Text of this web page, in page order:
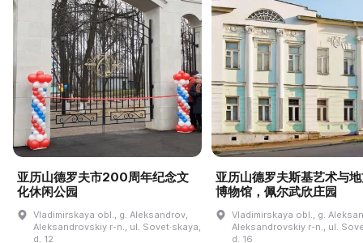
亚历山德罗夫市200周年纪念文
化休闲公园
Vladimirskaya obl., g. Aleksandrov,
Aleksandrovskiy r-n., ul. Sovet·skaya,
d. 12
亚历山德罗夫斯基艺术与
博物馆，佩尔武欣庄园
Vladimirskaya obl., g.
Aleksandrovskiy r-n., ul.
d. 16